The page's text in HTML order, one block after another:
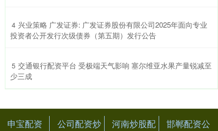
4 ​兴业策略 广发证券: 广发证券股份有限公司2025年面向专业
投资者公开发行次级债券（第五期）发行公告
5 ​交通银行配资平台 受极端天气影响 塞尔维亚水果产量锐减至
少三成
申宝配资
公司配资炒
河南炒股配
邯郸配资公